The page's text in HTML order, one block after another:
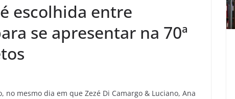
escolhida entre
se apresentar na 70ª
no mesmo dia em que Zezé Di Camargo & Luciano, Ana